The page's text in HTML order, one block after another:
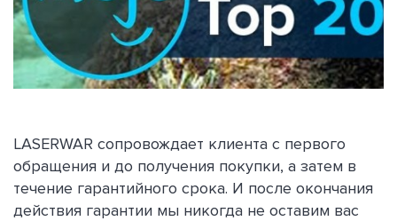
LASERWAR сопровождает клиента с первого
обращения и до получения покупки, а затем в
течение гарантийного срока. И после окончания
действия гарантии мы никогда не оставим вас